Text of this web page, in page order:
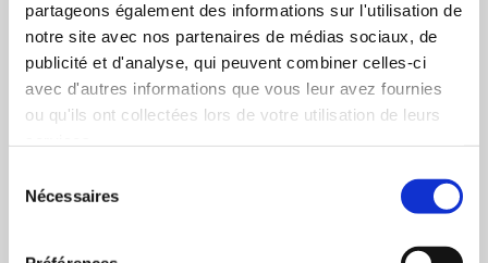
partageons également des informations sur l'utilisation de
notre site avec nos partenaires de médias sociaux, de
publicité et d'analyse, qui peuvent combiner celles-ci
avec d'autres informations que vous leur avez fournies
ou qu'ils ont collectées lors de votre utilisation de leurs
Nécessaires
25 janvier 2012
Actualités
Article précédent